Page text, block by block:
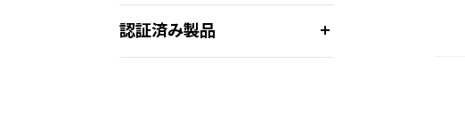
認証済み製品